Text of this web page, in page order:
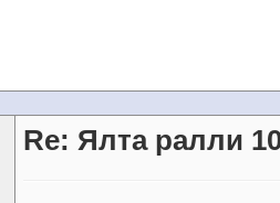
Re: Ялта ралли